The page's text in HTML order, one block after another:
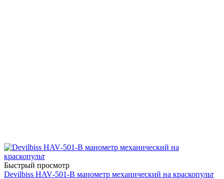
Быстрый просмотр
Devilbiss HAV‑501‑B манометр механический на краскопульт